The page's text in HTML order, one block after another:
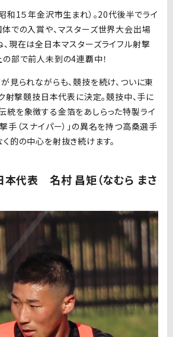
和1５年金沢市生まれ）。20代後半でライ
体での入賞や、マスターズ世界大会出場
、現在は全日本マスターズライフル射撃
の部で前人未到の4連覇中！
見られながらも、競技を続け、ついに東
射撃競技日本代表に決定。競技中、手に
統を象徴する金箔をあしらった特製ライ
手（スナイパー）」の異名を持つ高桑選手
的の中心を射抜き続けます。
本代表 名村 昌矩（なむら まさ